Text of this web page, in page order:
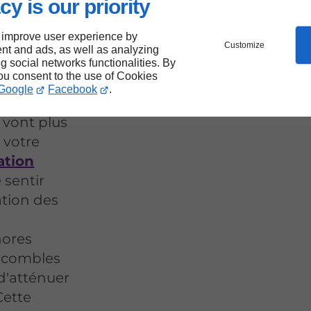
is our priority
user experience by
and ads, as well as analyzing
social networks functionalities. By
consent to the use of Cookies
Facebook .
Customize
plus
votre
sentir
des